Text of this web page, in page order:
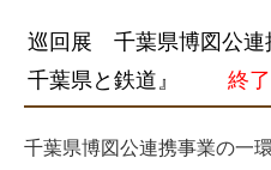
巡回展 千葉県博図公
千葉県と鉄道』 終
千葉県博図公連携事業の一